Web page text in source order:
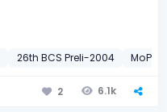
26th BCS Preli-2004 MoPA
2 6.1k